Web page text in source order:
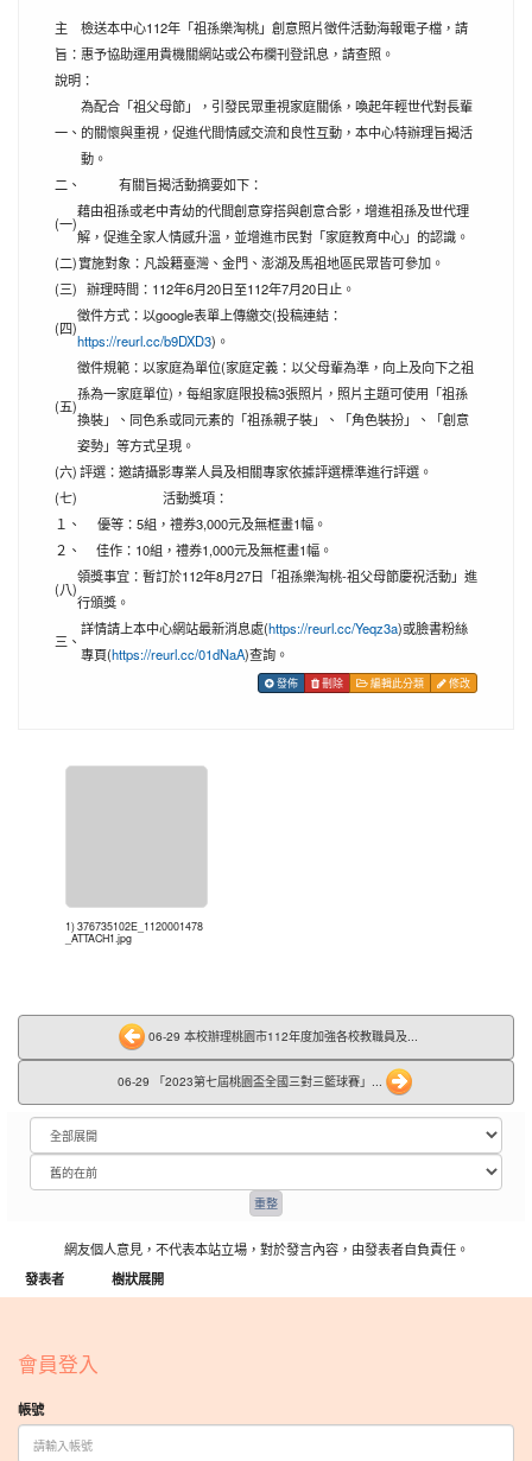
主
旨：
檢送本中心112年「祖孫樂淘桃」創意照片徵件活動海報電子檔，請
惠予協助運用貴機關網站或公布欄刊登訊息，請查照。
說明：
一、
為配合「祖父母節」，引發民眾重視家庭關係，喚起年輕世代對長輩
的關懷與重視，促進代間情感交流和良性互動，本中心特辦理旨揭活
動。
二、
有關旨揭活動摘要如下：
(一)
藉由祖孫或老中青幼的代間創意穿搭與創意合影，增進祖孫及世代理
解，促進全家人情感升溫，並增進市民對「家庭教育中心」的認識。
(二)實施對象：凡設籍臺灣、金門、澎湖及馬祖地區民眾皆可參加。
(三) 辦理時間：112年6月20日至112年7月20日止。
(四)
徵件方式：以google表單上傳繳交(投稿連結：
https://reurl.cc/b9DXD3)。
(五)
徵件規範：以家庭為單位(家庭定義：以父母輩為準，向上及向下之祖
孫為一家庭單位)，每組家庭限投稿3張照片，照片主題可使用「祖孫
換裝」、同色系或同元素的「祖孫親子裝」、「角色裝扮」、「創意
姿勢」等方式呈現。
(六)評選：邀請攝影專業人員及相關專家依據評選標準進行評選。
(七)
活動獎項：
１、
優等：5組，禮券3,000元及無框畫1幅。
２、
佳作：10組，禮券1,000元及無框畫1幅。
(八)
領獎事宜：暫訂於112年8月27日「祖孫樂淘桃-祖父母節慶祝活動」進
行頒獎。
三、
詳情請上本中心網站最新消息處(https://reurl.cc/Yeqz3a)或臉書粉絲
專頁(https://reurl.cc/01dNaA)查詢。
發佈 刪除 編輯此分類 修改
1) 376735102E_1120001478
_ATTACH1.jpg
06-29 本校辦理桃園市112年度加強各校教職員及...
06-29 「2023第七屆桃園盃全國三對三籃球賽」...
網友個人意見，不代表本站立場，對於發言內容，由發表者自負責任。
發表者
樹狀展開
會員登入
帳號